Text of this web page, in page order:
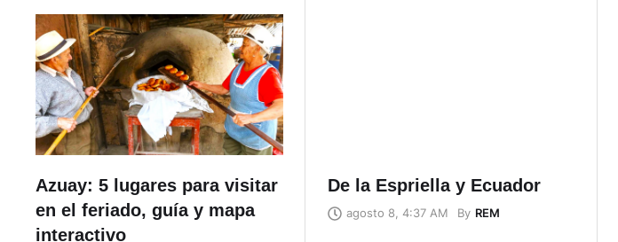
Azuay: 5 lugares para visitar
en el feriado, guía y mapa
interactivo
De la Espriella y Ecuador
agosto 8, 4:37 AM By REM